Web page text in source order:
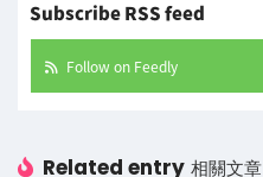
Subscribe RSS feed
Follow on Feedly
Related entry 相關文章